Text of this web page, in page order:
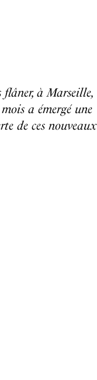
flâner, à Marseille,
a émergé une
de ces nouveaux